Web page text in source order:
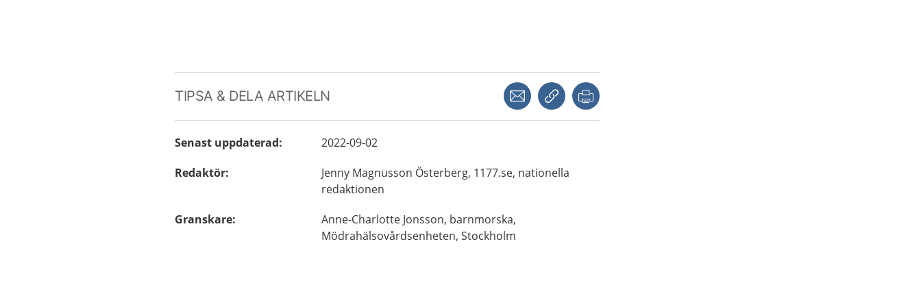
TIPSA & DELA ARTIKELN Dela via mejlKopiera länk
Senast uppdaterad:
2022-09-02
Redaktör: Jenny Magnusson Österberg, 1177.se, nationella
redaktionen
Granskare: Anne-Charlotte Jonsson, barnmorska,
Mödrahälsovårdsenheten, Stockholm